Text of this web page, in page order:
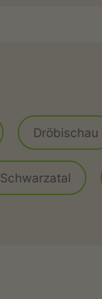
Dröbischau
Schwarzatal